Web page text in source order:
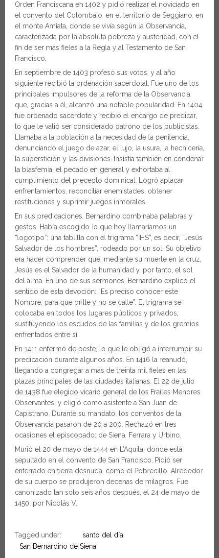
Orden Franciscana en 1402 y pidió realizar el noviciado en
el convento del Colombaio, en el territorio de Seggiano, en
el monte Amiata, donde se vivía según la Observancia,
caracterizada por la absoluta pobreza y austeridad, con el
fin de ser más fieles a la Regla y al Testamento de San
Francisco.
En septiembre de 1403 profesó sus votos, y al año
siguiente recibió la ordenación sacerdotal. Fue uno de los
principales impulsores de la reforma de la Observancia,
que, gracias a él, alcanzó una notable popularidad. En 1404
fue ordenado sacerdote y recibió el encargo de predicar,
lo que le valió ser considerado patrono de los publicistas.
Llamaba a la población a la necesidad de la penitencia,
denunciando el juego de azar, el lujo, la usura, la hechicería,
la superstición y las divisiones. Insistía también en condenar
la blasfemia, el pecado en general y exhortaba al
cumplimiento del precepto dominical. Logró aplacar
enfrentamientos, reconciliar enemistades, obtener
restituciones y suprimir juegos inmorales.
En sus predicaciones, Bernardino combinaba palabras y
gestos. Había escogido lo que hoy llamaríamos un
“logotipo”: una tablilla con el trigrama “IHS”, es decir, “Jesús
Salvador de los hombres”, rodeado por un sol. Su objetivo
era hacer comprender que, mediante su muerte en la cruz,
Jesús es el Salvador de la humanidad y, por tanto, el sol
del alma. En uno de sus sermones, Bernardino explicó el
sentido de esta devoción: “Es preciso conocer este
Nombre, para que brille y no se calle”. El trigrama se
colocaba en todos los lugares públicos y privados,
sustituyendo los escudos de las familias y de los gremios
enfrentados entre sí.
En 1411 enfermó de peste, lo que le obligó a interrumpir su
predicación durante algunos años. En 1416 la reanudó,
llegando a congregar a más de treinta mil fieles en las
plazas principales de las ciudades italianas. El 22 de julio
de 1438 fue elegido vicario general de los Frailes Menores
Observantes, y eligió como asistente a San Juan de
Capistrano. Durante su mandato, los conventos de la
Observancia pasaron de 20 a 200. Rechazó en tres
ocasiones el episcopado: de Siena, Ferrara y Urbino.
Murió el 20 de mayo de 1444 en L’Aquila, donde está
sepultado en el convento de San Francisco. Pidió ser
enterrado en tierra desnuda, como el Pobrecillo. Alrededor
de su cuerpo se produjeron decenas de milagros. Fue
canonizado tan solo seis años después, el 24 de mayo de
1450, por Nicolás V.
Tagged under:
santo del día
San Bernardino de Siena